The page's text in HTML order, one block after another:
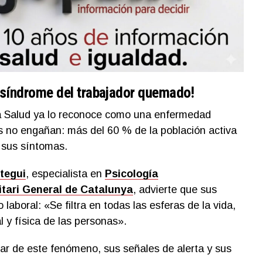
del trabajador quemado!
ya lo reconoce como una enfermedad
no engañan: más del 60 % de la población activa
síntomas.
, especialista en Psicología
General de Catalunya, advierte que sus
laboral: «Se filtra en todas las esferas de la vida,
y física de las personas».
de este fenómeno, sus señales de alerta y sus